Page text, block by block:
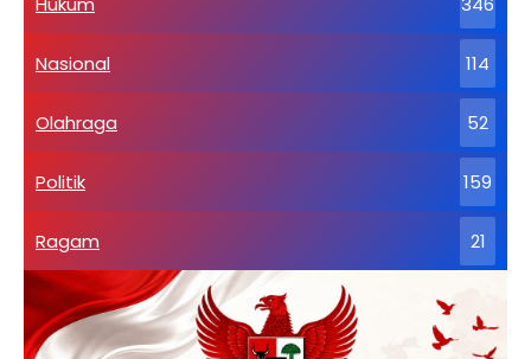
Nasional 114
Olahraga 52
Politik 159
Ragam 21